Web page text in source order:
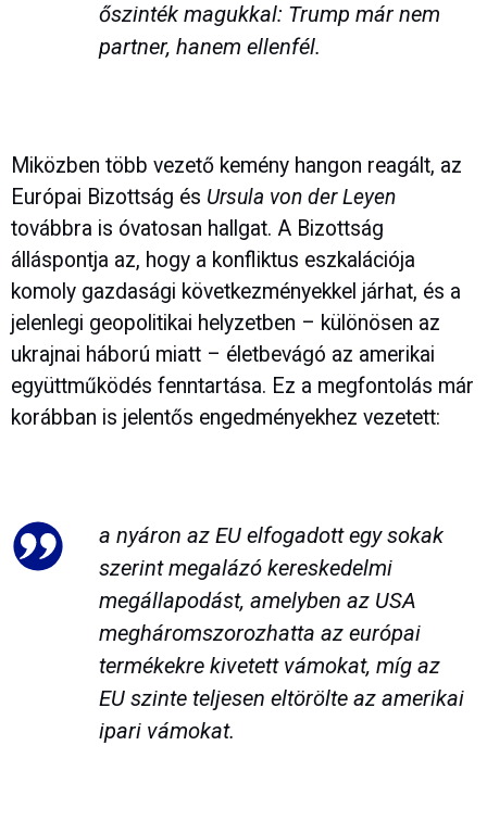
őszinték magukkal: Trump már nem
partner, hanem ellenfél.
Miközben több vezető kemény hangon reagált, az
Európai Bizottság és Ursula von der Leyen
továbbra is óvatosan hallgat. A Bizottság
álláspontja az, hogy a konfliktus eszkalációja
komoly gazdasági következményekkel járhat, és a
jelenlegi geopolitikai helyzetben – különösen az
ukrajnai háború miatt – életbevágó az amerikai
együttműködés fenntartása. Ez a megfontolás már
korábban is jelentős engedményekhez vezetett:
a nyáron az EU elfogadott egy sokak
szerint megalázó kereskedelmi
megállapodást, amelyben az USA
megháromszorozhatta az európai
termékekre kivetett vámokat, míg az
EU szinte teljesen eltörölte az amerikai
ipari vámokat.